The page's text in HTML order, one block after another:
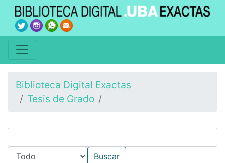
Biblioteca Digital Exactas
Tesis de Grado